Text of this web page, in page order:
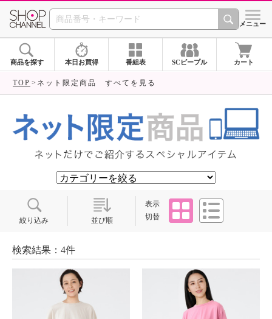
SHOP CHANNEL ショッ
メニュー
商品を探す 本日お買得 番組表 SCピープル カート
TOP ネット限定商品 すべてを見る
絞り込み 並び順
表示
切替
タイル
検索結果：4件